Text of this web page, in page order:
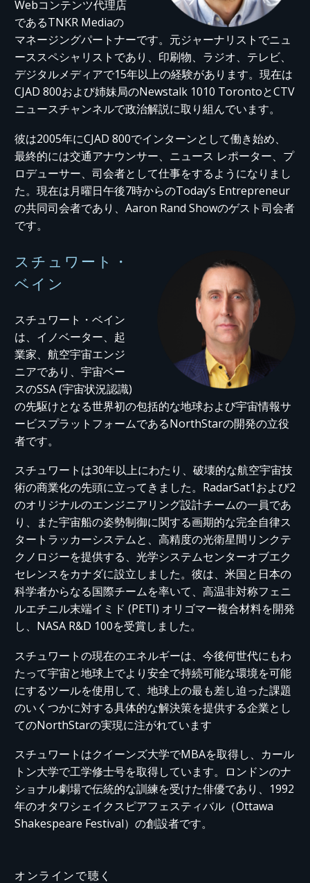
Webコンテンツ代理店
であるTNKR Mediaの
マネージングパートナーです。元ジャーナリストでニュ
ーススペシャリストであり、印刷物、ラジオ、テレビ、
デジタルメディアで15年以上の経験があります。現在は
CJAD 800および姉妹局のNewstalk 1010 TorontoとCTV
ニュースチャンネルで政治解説に取り組んでいます。
彼は2005年にCJAD 800でインターンとして働き始め、
最終的には交通アナウンサー、ニュース レポーター、プ
ロデューサー、司会者として仕事をするようになりまし
た。現在は月曜日午後7時からのToday’s Entrepreneur
の共同司会者であり、Aaron Rand Showのゲスト司会者
です。
スチュワート・
ベイン
スチュワート・ベイン
は、イノベーター、起
業家、航空宇宙エンジ
ニアであり、宇宙ベー
スのSSA (宇宙状況認識)
の先駆けとなる世界初の包括的な地球および宇宙情報サ
ービスプラットフォームであるNorthStarの開発の立役
者です。
スチュワートは30年以上にわたり、破壊的な航空宇宙技
術の商業化の先頭に立ってきました。RadarSat1および2
のオリジナルのエンジニアリング設計チームの一員であ
り、また宇宙船の姿勢制御に関する画期的な完全自律ス
タートラッカーシステムと、高精度の光衛星間リンクテ
クノロジーを提供する、光学システムセンターオブエク
セレンスをカナダに設立しました。彼は、米国と日本の
科学者からなる国際チームを率いて、高温非対称フェニ
ルエチニル末端イミド (PETI) オリゴマー複合材料を開発
し、NASA R&D 100を受賞しました。
スチュワートの現在のエネルギーは、今後何世代にもわ
たって宇宙と地球上でより安全で持続可能な環境を可能
にするツールを使用して、地球上の最も差し迫った課題
のいくつかに対する具体的な解決策を提供する企業とし
てのNorthStarの実現に注がれています
スチュワートはクイーンズ大学でMBAを取得し、カール
トン大学で工学修士号を取得しています。ロンドンのナ
ショナル劇場で伝統的な訓練を受けた俳優であり、1992
年のオタワシェイクスピアフェスティバル（Ottawa
Shakespeare Festival）の創設者です。
オンラインで聴く